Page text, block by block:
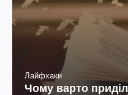
Лайфхаки
Чому варто